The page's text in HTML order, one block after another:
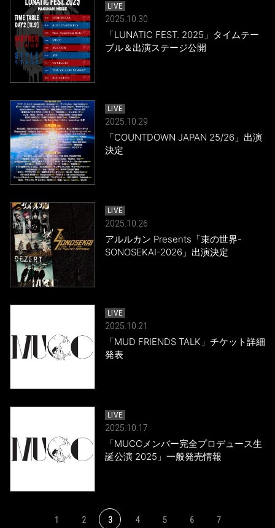
LIVE
2025.10.30
「LUNATIC FEST. 2025」タイムテー
ブル＆出演ステージ公開
LIVE
2025.10.29
「COUNTDOWN JAPAN 25/26」出演
決定
LIVE
2025.10.26
アルルカン Presents「束の世界-
SONOSEKAI-2026」出演決定
LIVE
2025.10.21
「MUD FRIENDS TALK」チケット詳細
発表
LIVE
2025.10.17
「MUCCメンバー完全プロデュース生
誕公演 2025」一般発売情報
1 2 3 4 5 6 7